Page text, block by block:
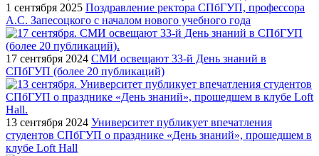
1 сентября 2025 Поздравление ректора СПбГУП, профессора
А.С. Запесоцкого с началом нового учебного года
17 сентября 2024 СМИ освещают 33-й День знаний в
СПбГУП (более 20 публикаций)
13 сентября 2024 Университет публикует впечатления
студентов СПбГУП о празднике «День знаний», прошедшем в
клубе Loft Hall